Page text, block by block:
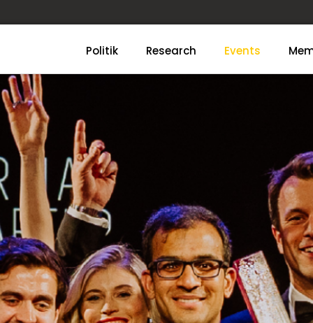
Politik Research Events